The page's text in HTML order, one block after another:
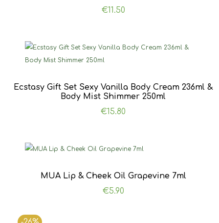
€11.50
Ecstasy Gift Set Sexy Vanilla Body Cream 236ml &
Body Mist Shimmer 250ml
€15.80
MUA Lip & Cheek Oil Grapevine 7ml
€5.90